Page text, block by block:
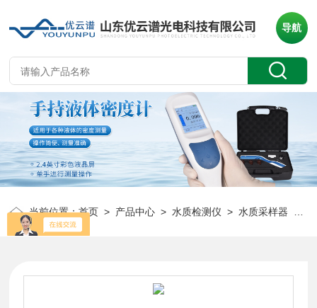
导航
当前位置：首页 > 产品中心 >水质检测仪 >水质采样器